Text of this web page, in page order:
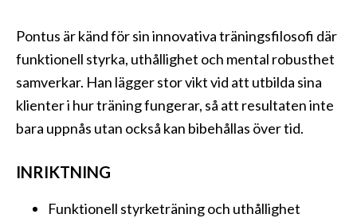
Pontus är känd för sin innovativa träningsfilosofi där
funktionell styrka, uthållighet och mental robusthet
samverkar. Han lägger stor vikt vid att utbilda sina
klienter i hur träning fungerar, så att resultaten inte
bara uppnås utan också kan bibehållas över tid.
INRIKTNING
Funktionell styrketräning och uthållighet